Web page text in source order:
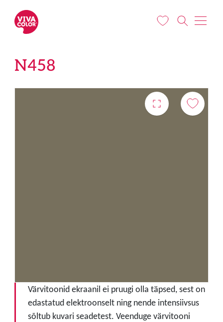
N458
Värvitoonid ekraanil ei pruugi olla täpsed, sest on
edastatud elektroonselt ning nende intensiivsus
sõltub kuvari seadetest. Veenduge värvitooni